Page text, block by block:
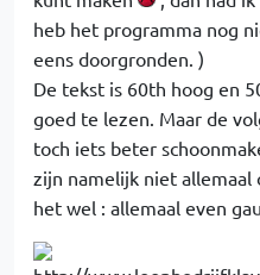
heb het programma nog
eens doorgronden. )
De tekst is 60th hoog en
goed te lezen. Maar de
toch iets beter
zijn namelijk niet allemaal
het wel : allemaal even